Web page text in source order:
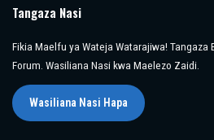
Tangaza Nasi
Fikia Maelfu ya Wateja Watarajiwa! Tangaza
Forum. Wasiliana Nasi kwa Maelezo Zaidi.
Wasiliana Nasi Hapa